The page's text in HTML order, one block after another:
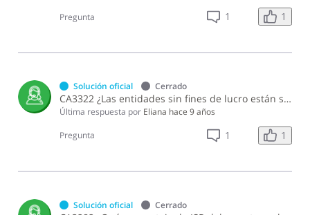
Pregunta 1 1
Solución oficial Cerrado
CA3322 ¿Las entidades sin fines de lucro están sujetas a la retención del ITBIS cuando prestan servicios gravados a otras sociedades?
Última respuesta por Eliana hace 9 años
Pregunta 1 1
Solución oficial Cerrado